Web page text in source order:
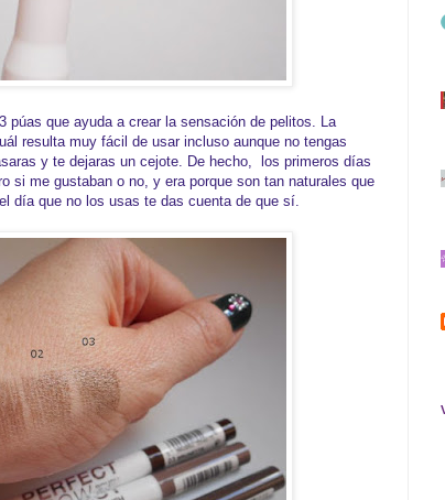
púas que ayuda a crear la sensación de pelitos. La
resulta muy fácil de usar incluso aunque no tengas
y te dejaras un cejote. De hecho, los primeros días
si me gustaban o no, y era porque son tan naturales que
día que no los usas te das cuenta de que sí.